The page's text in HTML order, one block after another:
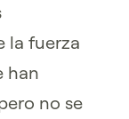
la fuerza
han
no se